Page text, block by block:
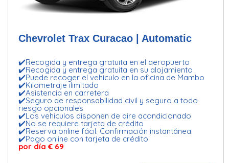
Chevrolet Trax Curacao | Automatic
✔️Recogida y entrega gratuita en el aeropuerto
✔️Recogida y entrega gratuita en su alojamiento
✔️Puede recoger el vehiculo en la oficina de Mambo
✔️Kilometraje ilimitado
✔️Asistencia en carretera
✔️Seguro de responsabilidad civil y seguro a todo
riesgo opcionales
✔️Los vehiculos disponen de aire acondicionado
✔️No se requiere tarjeta de crédito
✔️Reserva online fácil. Confirmación instantánea.
✔️Pago online con tarjeta de crédito
por día€ 69